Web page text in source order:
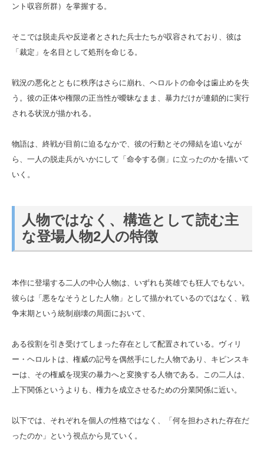
ント収容所群）を掌握する。
そこでは脱走兵や反逆者とされた兵士たちが収容されており、彼は
「裁定」を名目として処刑を命じる。
戦況の悪化とともに秩序はさらに崩れ、ヘロルトの命令は歯止めを失
う。彼の正体や権限の正当性が曖昧なまま、暴力だけが連鎖的に実行
される状況が描かれる。
物語は、終戦が目前に迫るなかで、彼の行動とその帰結を追いなが
ら、一人の脱走兵がいかにして「命令する側」に立ったのかを描いて
いく。
人物ではなく、構造として読む主
な登場人物2人の特徴
本作に登場する二人の中心人物は、いずれも英雄でも狂人でもない。
彼らは「悪をなそうとした人物」として描かれているのではなく、戦
争末期という統制崩壊の局面において、
ある役割を引き受けてしまった存在として配置されている。ヴィリ
ー・ヘロルトは、権威の記号を偶然手にした人物であり、キピンスキ
ーは、その権威を現実の暴力へと変換する人物である。この二人は、
上下関係というよりも、権力を成立させるための分業関係に近い。
以下では、それぞれを個人の性格ではなく、「何を担わされた存在だ
ったのか」という視点から見ていく。